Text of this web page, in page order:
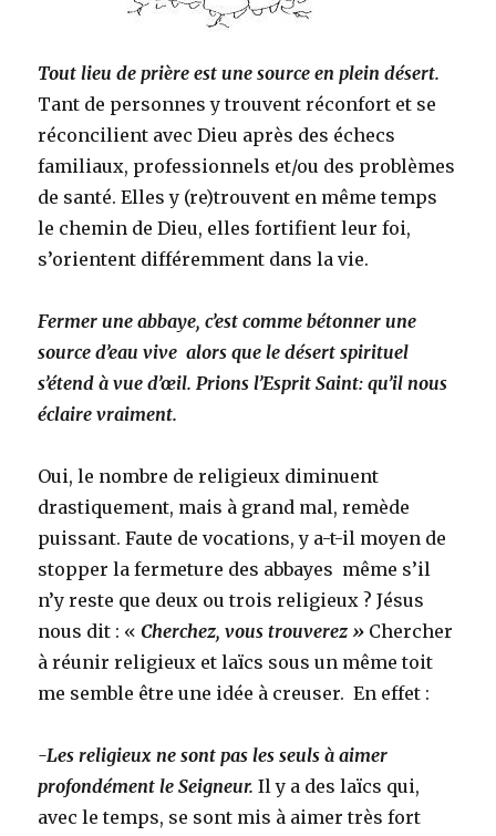
Tout lieu de prière est une source en plein désert.
Tant de personnes y trouvent réconfort et se
réconcilient avec Dieu après des échecs
familiaux, professionnels et/ou des problèmes
de santé. Elles y (re)trouvent en même temps
le chemin de Dieu, elles fortifient leur foi,
s’orientent différemment dans la vie.
Fermer une abbaye, c’est comme bétonner une
source d’eau vive alors que le désert spirituel
s’étend à vue d’œil. Prions l’Esprit Saint: qu’il nous
éclaire vraiment.
Oui, le nombre de religieux diminuent
drastiquement, mais à grand mal, remède
puissant. Faute de vocations, y a-t-il moyen de
stopper la fermeture des abbayes même s’il
n’y reste que deux ou trois religieux ? Jésus
nous dit : « Cherchez, vous trouverez » Chercher
à réunir religieux et laïcs sous un même toit
me semble être une idée à creuser. En effet :
-Les religieux ne sont pas les seuls à aimer
profondément le Seigneur.Il y a des laïcs qui,
avec le temps, se sont mis à aimer très fort